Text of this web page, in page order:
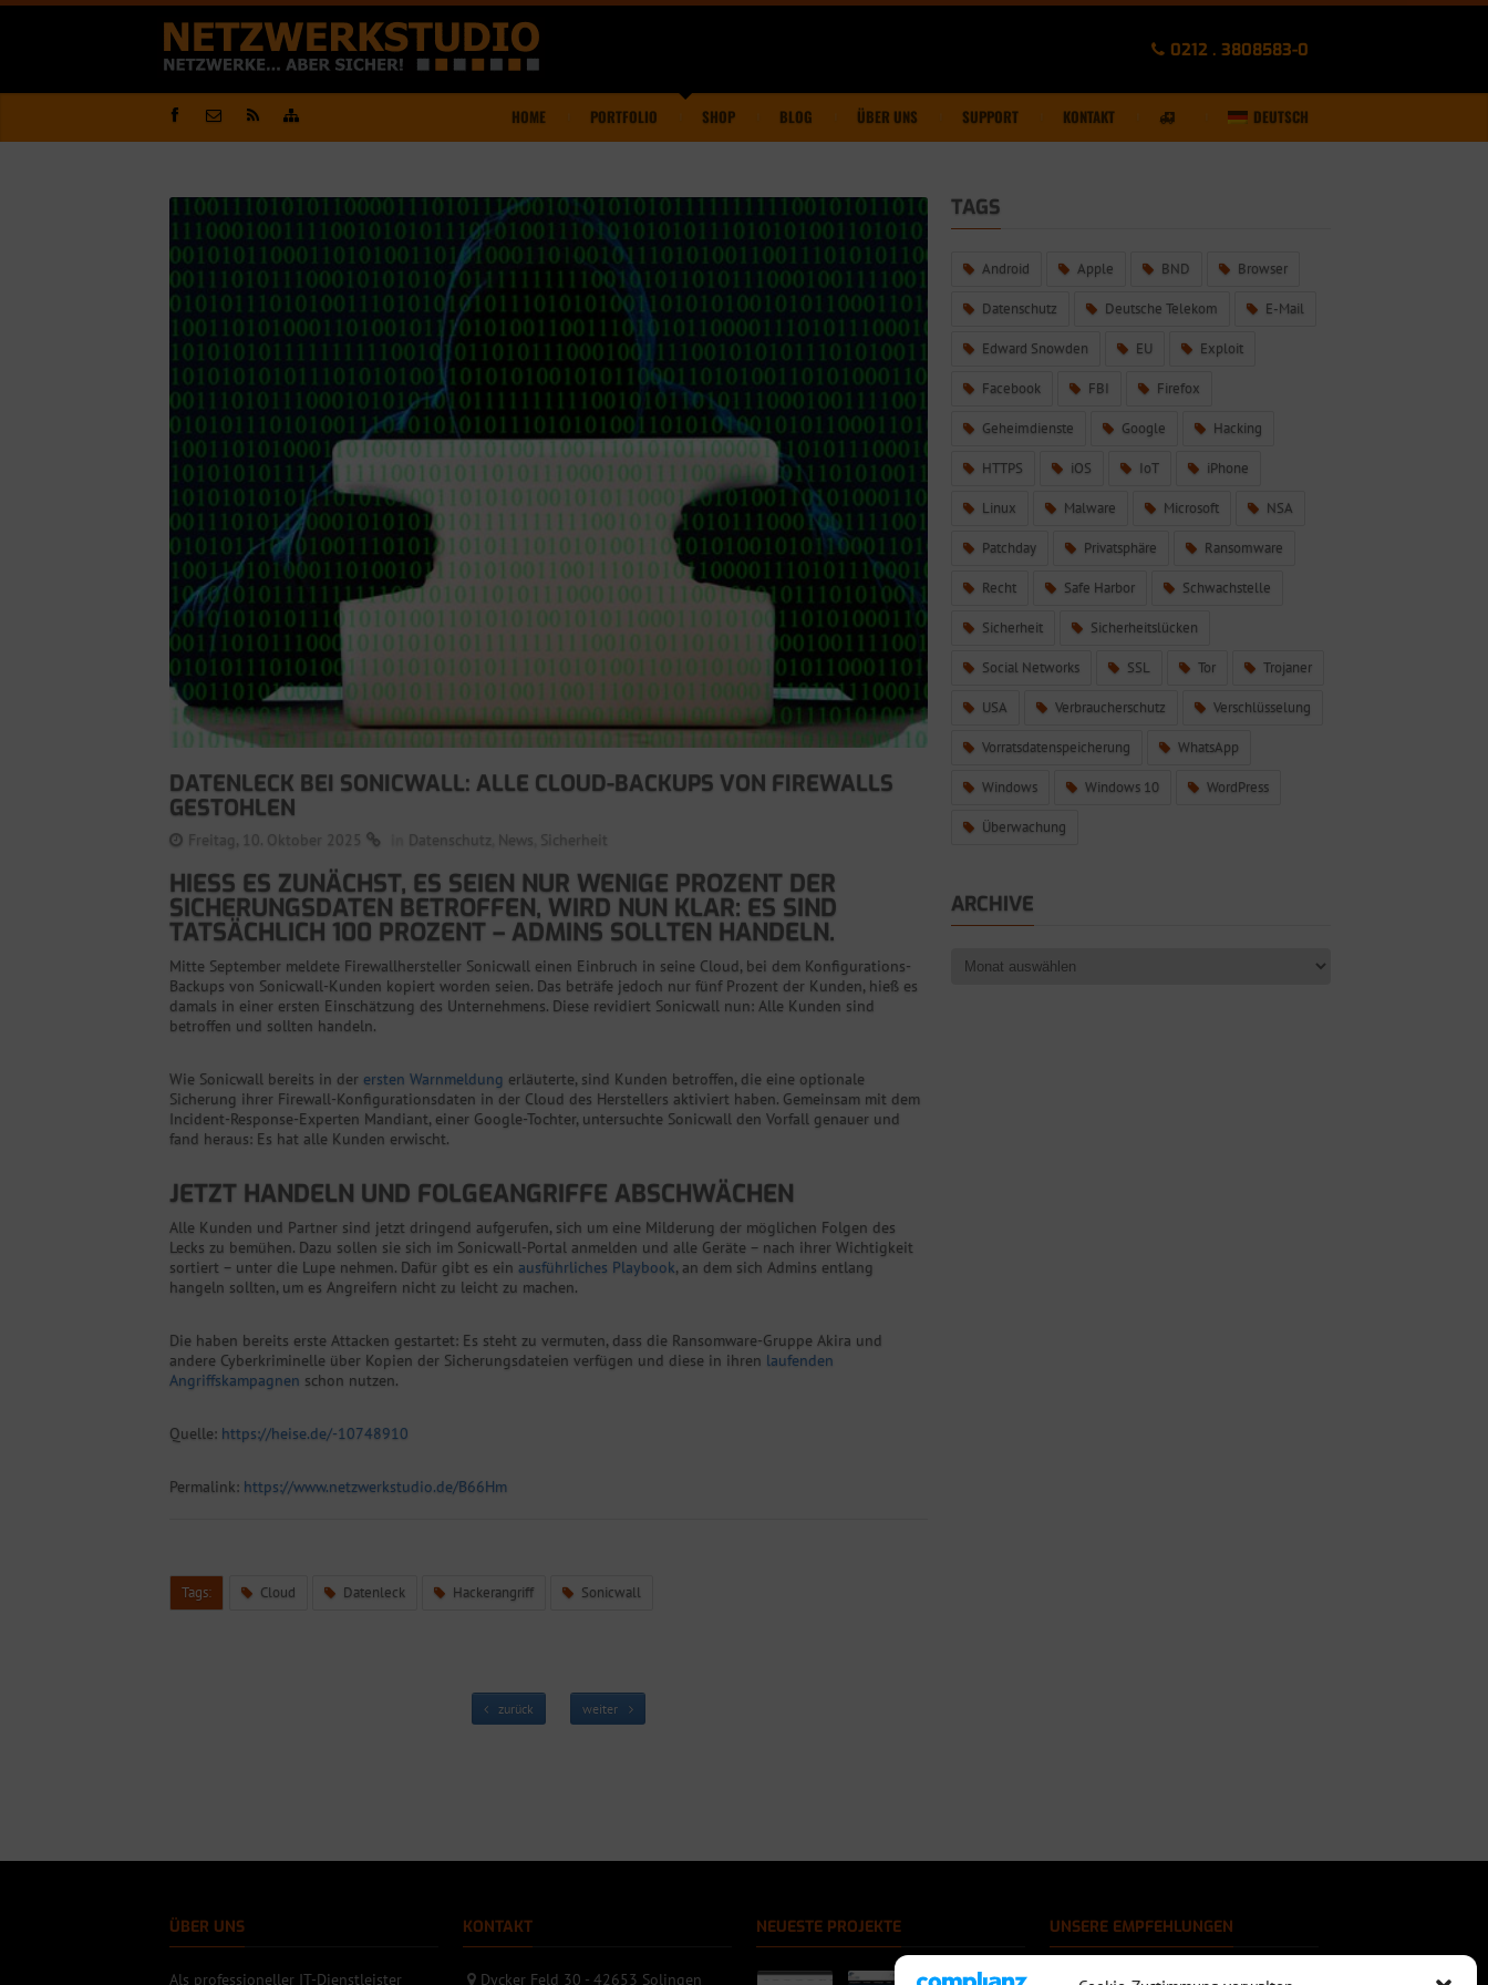
0212 . 3808583-0
HOME PORTFOLIO SHOP BLOG ÜBER UNS SUPPORT KONTAKT DEUTSCH
DATENLECK BEI SONICWALL: ALLE CLOUD-BACKUPS VON FIREWALLS
GESTOHLEN
Freitag, 10. Oktober 2025 Datenschutz News Sicherheit
HIESS ES ZUNÄCHST, ES SEIEN NUR WENIGE PROZENT DER S
ICHERUNGSDATEN BETROFFEN, WIRD NUN KLAR: ES SIND T
ATSÄCHLICH 100 PROZENT – ADMINS SOLLTEN HANDELN.
Mitte September meldete Firewallhersteller Sonicwall einen Einbruch in seine Cloud, bei dem Konfigurations-
Backups von Sonicwall-Kunden kopiert worden seien. Das beträfe jedoch nur fünf Prozent der Kunden, hieß es
damals in einer ersten Einschätzung des Unternehmens. Diese revidiert Sonicwall nun: Alle Kunden sind
betroffen und sollten handeln.
Wie Sonicwall bereits in der ersten Warnmeldung erläuterte, sind Kunden betroffen, die eine optionale
Sicherung ihrer Firewall-Konfigurationsdaten in der Cloud des Herstellers aktiviert haben. Gemeinsam mit dem
Incident-Response-Experten Mandiant, einer Google-Tochter, untersuchte Sonicwall den Vorfall genauer und
fand heraus: Es hat alle Kunden erwischt.
JETZT HANDELN UND FOLGEANGRIFFE ABSCHWÄCHEN
Alle Kunden und Partner sind jetzt dringend aufgerufen, sich um eine Milderung der möglichen Folgen des
Lecks zu bemühen. Dazu sollen sie sich im Sonicwall-Portal anmelden und alle Geräte – nach ihrer Wichtigkeit
sortiert – unter die Lupe nehmen. Dafür gibt es ein ausführliches Playbook, an dem sich Admins entlang
hangeln sollten, um es Angreifern nicht zu leicht zu machen.
Die haben bereits erste Attacken gestartet: Es steht zu vermuten, dass die Ransomware-Gruppe Akira und
andere Cyberkriminelle über Kopien der Sicherungsdateien verfügen und diese in ihren laufenden
Angriffskampagnen schon nutzen.
Quelle: https://heise.de/-10748910
Permalink: https://www.netzwerkstudio.de/B66Hm
Tags: Cloud Datenleck Hackerangriff Sonicwall
zurück weiter
TAGS
Android Apple BND Browser
Datenschutz Deutsche Telekom E-Mail
Edward Snowden EU Exploit
Facebook FBI Firefox
Geheimdienste Google Hacking
HTTPS iOS IoT iPhone
Linux Malware Microsoft NSA
Patchday Privatsphäre Ransomware
Recht Safe Harbor Schwachstelle
Sicherheit Sicherheitslücken
Social Networks SSL Tor Trojaner
USA Verbraucherschutz Verschlüsselung
Vorratsdatenspeicherung WhatsApp
Windows Windows 10 WordPress
Überwachung
ARCHIVE
ÜBER UNS
Als professioneller IT-Dienstleister
KONTAKT
Dycker Feld 30 - 42653 Solingen
NEUESTE PROJEKTE UNSERE EMPFEHLUNGEN
Rechtssichere Email-Archivierung